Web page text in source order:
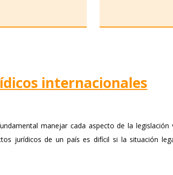
internacionales
manejar cada aspecto de la legislación
jurídicos de un país es difícil si la situación